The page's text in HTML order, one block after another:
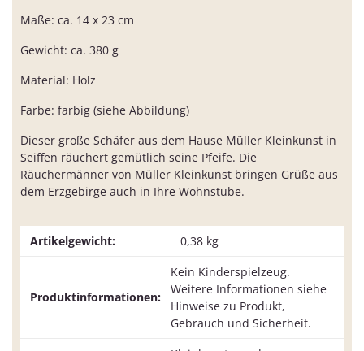
Maße: ca. 14 x 23 cm
Gewicht: ca. 380 g
Material: Holz
Farbe: farbig (siehe Abbildung)
Dieser große Schäfer aus dem Hause Müller Kleinkunst in
Seiffen räuchert gemütlich seine Pfeife. Die
Räuchermänner von Müller Kleinkunst bringen Grüße aus
dem Erzgebirge auch in Ihre Wohnstube.
Artikelgewicht: 0,38 kg
Produktinformationen:
Kein Kinderspielzeug.
Weitere Informationen siehe
Hinweise zu Produkt,
Gebrauch und Sicherheit.